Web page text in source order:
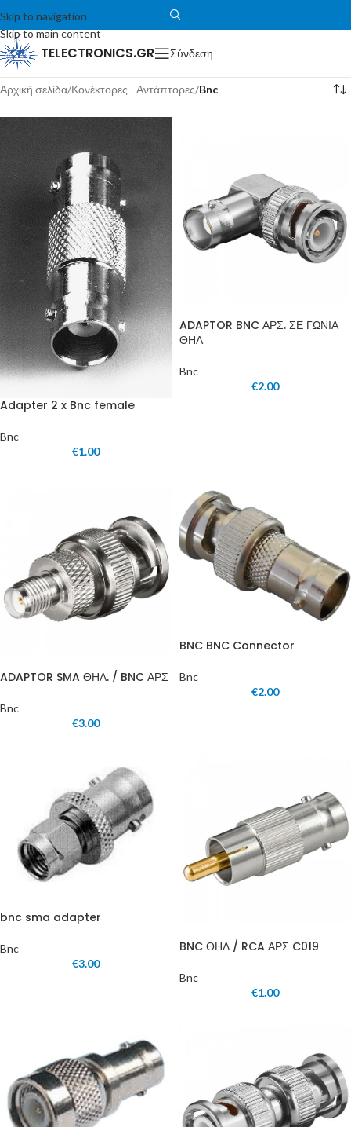
Skip to navigation
Skip to main content
TELECTRONICS.GR Σύνδεση
Αρχική σελίδα/Κονέκτορες - Αντάπτορες/Bnc
Adapter 2 x Bnc female
Bnc
€1.00
ADAPTOR BNC ΑΡΣ. ΣΕ ΓΩΝΙΑ
ΘΗΛ
Bnc
€2.00
ADAPTOR SMA ΘΗΛ. / BNC ΑΡΣ
Bnc
€3.00
BNC BNC Connector
Bnc
€2.00
bnc sma adapter
Bnc
€3.00
BNC ΘΗΛ / RCA ΑΡΣ C019
Bnc
€1.00